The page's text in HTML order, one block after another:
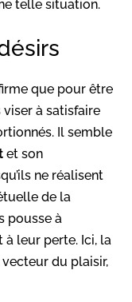
telle situation.
que pour être
à satisfaire
Il semble
et son
ne réalisent
de la
pousse à
à leur perte. Ici, la
vecteur du plaisir,